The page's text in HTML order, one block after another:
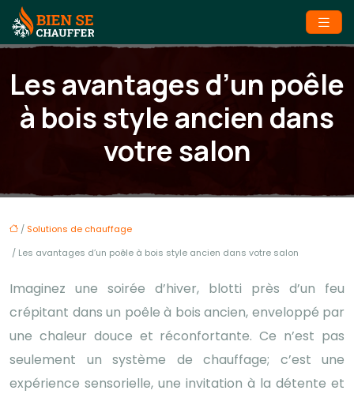
Les avantages d’un poêle
à bois style ancien dans
votre salon
/ Solutions de chauffage
/ Les avantages d’un poêle à bois style ancien dans votre salon
Imaginez une soirée d’hiver, blotti près d’un feu
crépitant dans un poêle à bois ancien, enveloppé par
une chaleur douce et réconfortante. Ce n’est pas
seulement un système de chauffage; c’est une
expérience sensorielle, une invitation à la détente et